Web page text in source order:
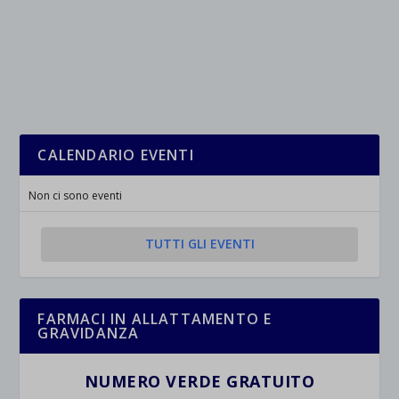
CALENDARIO EVENTI
Non ci sono eventi
TUTTI GLI EVENTI
FARMACI IN ALLATTAMENTO E
GRAVIDANZA
NUMERO VERDE GRATUITO